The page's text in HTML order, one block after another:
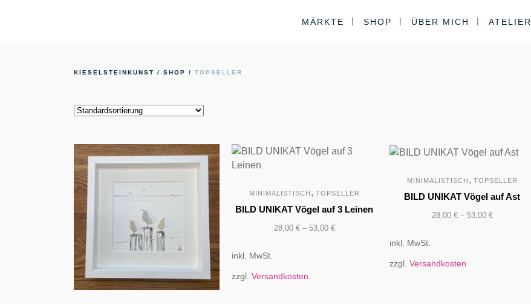
MÄRKTE SHOP ÜBER MICH ATELIER
KIESELSTEINKUNST / SHOP / TOPSELLER
MINIMALISTISCH , TOPSELLER
BILD UNIKAT Vögel auf 3 Leinen
28,00 €– 53,00 €
inkl. MwSt.
zzgl. Versandkosten
MINIMALISTISCH , TOPSELLER
BILD UNIKAT Vögel auf Ast
28,00 €– 53,00 €
inkl. MwSt.
zzgl. Versandkosten